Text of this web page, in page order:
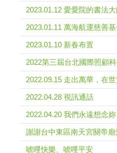
2023.01.12 愛愛院的書法
2023.01.11 萬海航運慈善
2023.01.10 新春布置
2022第三屆台北國際照顧
2022.09.15 走出萬華，在
2022.04.28 視訊通話
2022.04.20 我們永遠想念妳
謝謝台中東區南天宮關帝
唬哩快樂、唬哩平安